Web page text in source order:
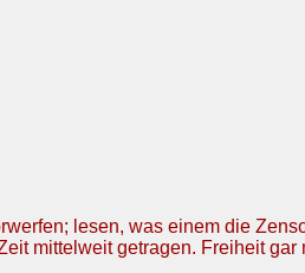
lesen, was einem die
mittelweit getragen. Freiheit gar